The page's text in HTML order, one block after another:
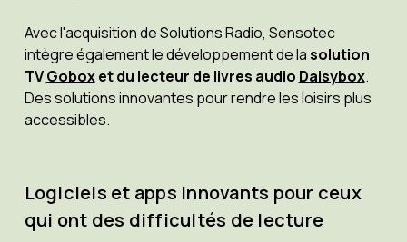
Avec l'acquisition de Solutions Radio, Sensotec
intègre également le développement de lasolution
TVGoboxet du lecteur de livres audio Daisybox.
Des solutions innovantes pour rendre les loisirs plus
accessibles.
Logiciels et apps innovants pour ceux
qui ont des difficultés de lecture